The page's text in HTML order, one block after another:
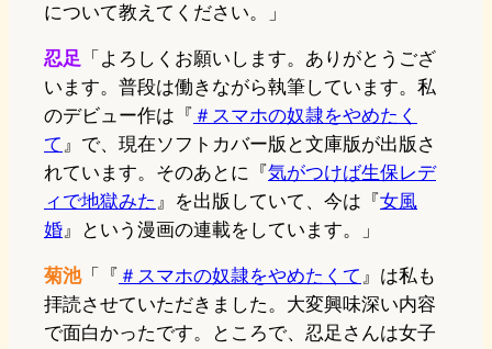
について教えてください。」
忍足 「よろしくお願いします。ありがとうござ
います。普段は働きながら執筆しています。私
のデビュー作は『 ＃スマホの奴隷をやめたく
て 』で、現在ソフトカバー版と文庫版が出版さ
れています。そのあとに『気がつけば生保レデ
ィで地獄みた 』を出版していて、今は『女風
婚』という漫画の連載をしています。」
菊池「『 ＃スマホの奴隷をやめたくて 』は私も
拝読させていただきました。大変興味深い内容
で面白かったです。ところで、忍足さんは女子